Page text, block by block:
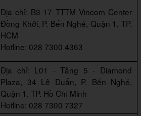
Địa chỉ: B3-17 TTTM Vincom Center
Đồng Khởi, P. Bến Nghé, Quận 1, TP.
HCM
Hotline: 028 7300 4363
Địa chỉ: L01 - Tầng 5 - Diamond
Plaza, 34 Lê Duẩn, P. Bến Nghé,
Quận 1, TP. Hồ Chí Minh
Hotline: 028 7300 7327